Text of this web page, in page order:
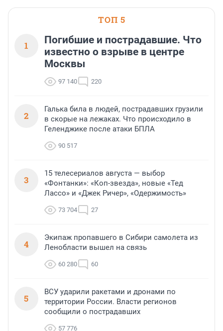
ТОП 5
1
Погибшие и пострадавшие. Что
известно о взрыве в центре
Москвы
97 140 220
2
Галька била в людей, пострадавших грузили
в скорые на лежаках. Что происходило в
Геленджике после атаки БПЛА
90 517
3
15 телесериалов августа — выбор
«Фонтанки»: «Коп-звезда», новые «Тед
Лассо» и «Джек Ричер», «Одержимость»
73 704 27
4
Экипаж пропавшего в Сибири самолета из
Ленобласти вышел на связь
60 280 60
5
ВСУ ударили ракетами и дронами по
территории России. Власти регионов
сообщили о пострадавших
57 776